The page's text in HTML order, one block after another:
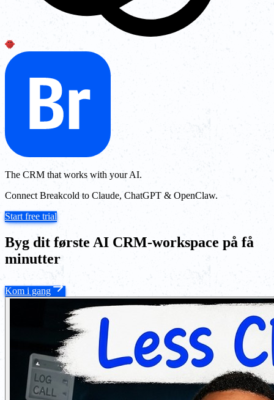
The CRM that works with your AI.
Connect Breakcold to Claude, ChatGPT & OpenClaw.
Start free trial
Byg dit første AI CRM-workspace på få
minutter
Kom i gang